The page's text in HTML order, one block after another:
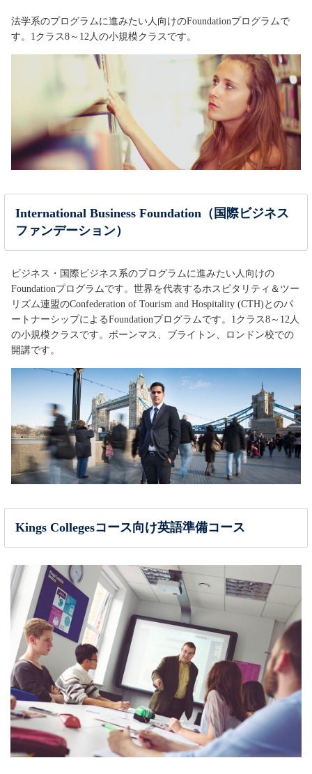
法学系のプログラムに進みたい人向けのFoundationプログラムで
す。1クラス8～12人の小規模クラスです。
International Business Foundation（国際ビジネス
ファンデーション）
ビジネス・国際ビジネス系のプログラムに進みたい人向けの
Foundationプログラムです。世界を代表するホスピタリティ＆ツー
リズム連盟のConfederation of Tourism and Hospitality (CTH)とのパ
ートナーシップによるFoundationプログラムです。1クラス8～12人
の小規模クラスです。ボーンマス、ブライトン、ロンドン校での
開講です。
Kings Collegesコース向け英語準備コース